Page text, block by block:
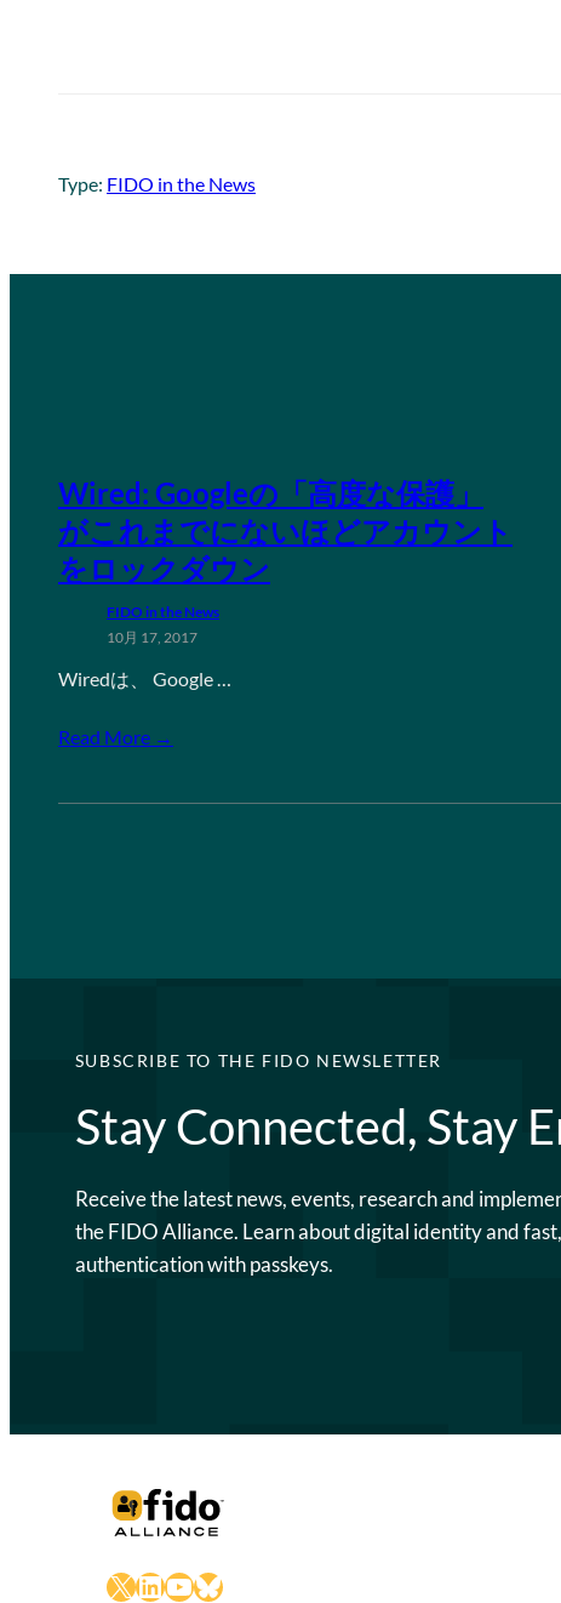
Type: FIDO in the News
Wired: Googleの「高度な保護」
がこれまでにないほどアカウント
をロックダウン
FIDO in the News
10月 17, 2017
Wiredは、 Google …
Read More →
SUBSCRIBE TO THE FIDO NEWSLETTER
Stay Connected, Stay
Receive the latest news, events, research and
the FIDO Alliance. Learn about digital identity and
authentication with passkeys.
X LinkedIn
YouTube
Bluesky